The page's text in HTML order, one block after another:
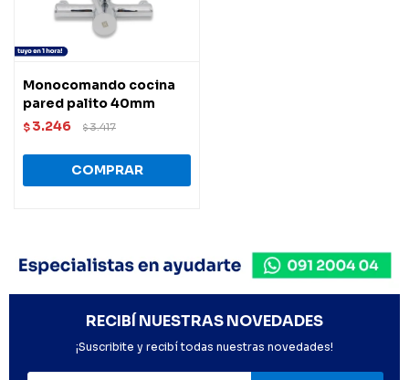
Monocomando cocina
pared palito 40mm
$ 3.246 $3.417
RECIBÍ NUESTRAS NOVEDADES
¡Suscribite y recibí todas nuestras novedades!